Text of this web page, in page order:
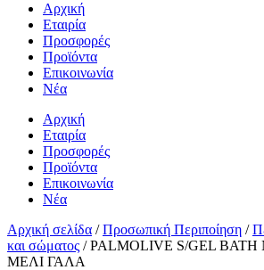
Αρχική
Εταιρία
Προσφορές
Προϊόντα
Επικοινωνία
Νέα
Αρχική
Εταιρία
Προσφορές
Προϊόντα
Επικοινωνία
Νέα
Αρχική σελίδα /Προσωπική Περιποίηση /
και σώματος / PALMOLIVE S/GEL BATH
ΜΕΛΙ ΓΑΛΑ